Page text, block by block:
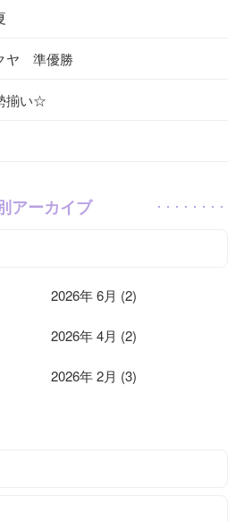
ヤ 準優勝
揃い☆
アーカイブ
2026年 6月 (2)
2026年 4月 (2)
2026年 2月 (3)